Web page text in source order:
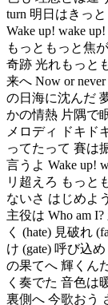
turn 明日はきっ
Wake up! wake
もっともっと焦
奇跡 光れもっと
来へ Now or
の日海に沈んだ
かの情熱 片隅で
メロディ ドキド
ってたって 賽は
言うよ Wake up!
リ超えろ もっと
ないさ はじめよ
主役は Who am
く (hate) 見破れ
け (gate) 呼び込
の果てへ 輝くん
く奏でた 音色は
裏側へ 今歌おう